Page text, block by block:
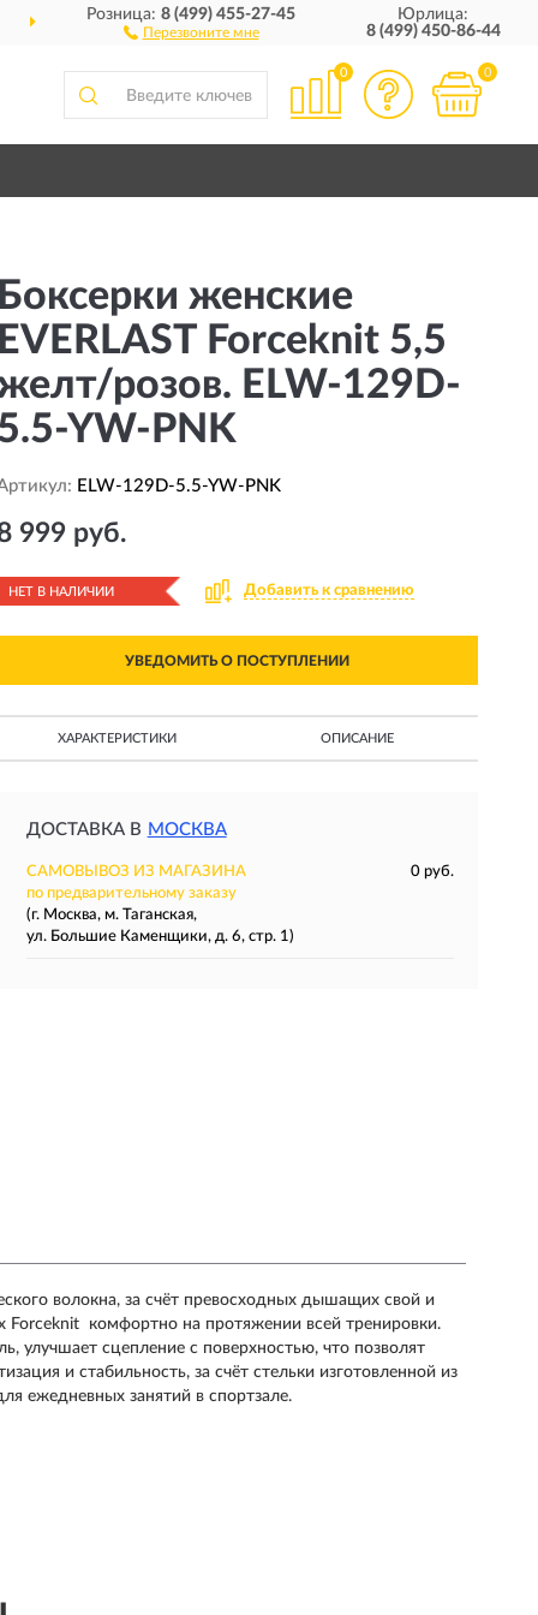
ДОСТАВИМ ПО ВСЕЙ РОССИИ
Розница:8 (499) 455-27-45
Перезвоните мне
Юрлица:
8 (499) 450-86-44
0 0
женские
Forceknit 5,5
розов. ELW-129D-
YW-PNK
ELW-129D-5.5-YW-PNK
999 руб.
НЕТ В НАЛИЧИИ Добавить к сравнению
УВЕДОМИТЬ О ПОСТУПЛЕНИИ
ХАРАКТЕРИСТИКИ ОПИСАНИЕ
ДОСТАВКА В МОСКВА
САМОВЫВОЗ ИЗ МАГАЗИНА
0 руб.
по предварительному заказу
(г. Москва, м. Таганская,
ул. Большие Каменщики, д. 6, стр. 1)
волокна, за счёт превосходных дышащих свой и
Forceknit комфортно на протяжении всей тренировки.
улучшает сцепление с поверхностью, что позволят
и стабильность, за счёт стельки изготовленной из
ежедневных занятий в спортзале.